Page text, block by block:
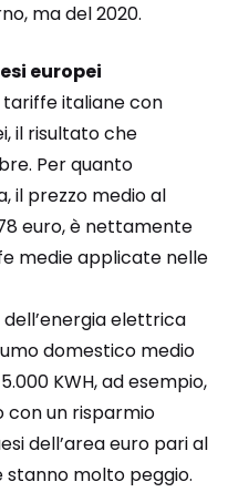
ma del 2020.
europei
tariffe italiane con
il risultato che
Per quanto
il prezzo medio al
euro, è nettamente
medie applicate nelle
elettrica
domestico medio
KWH, ad esempio,
con un risparmio
dell’area euro pari al
stanno molto peggio.